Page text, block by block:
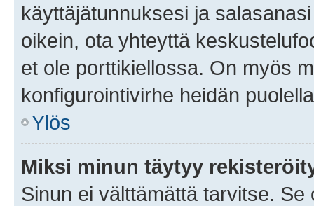
käyttäjätunnuksesi ja
oikein, ota yhteyttä
et ole porttikiellossa. On myös
konfigurointivirhe heidän
Ylös
Miksi minun täytyy
Sinun ei välttämättä tarvitse.